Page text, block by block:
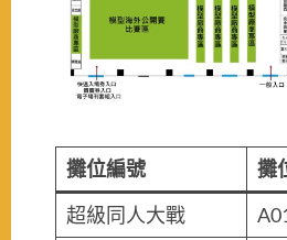
攤位編號
攤
超級同人大戰